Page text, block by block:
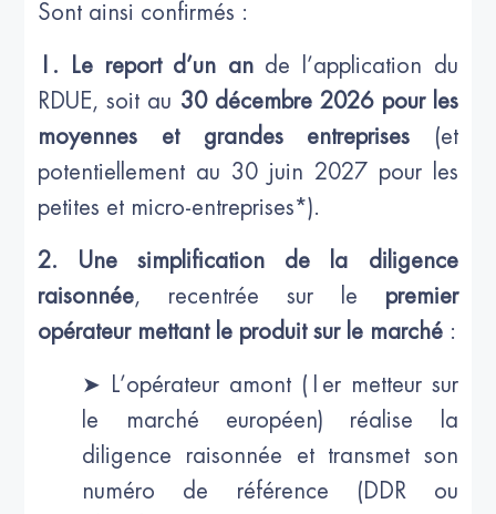
Sont ainsi confirmés :
1. Le report d’un ande l’application du
RDUE, soit au 30 décembre 2026 pour les
moyennes et grandes entreprises
(et
potentiellement au 30 juin 2027 pour les
petites et micro-entreprises*).
2. Une simplification de la diligence
raisonnée, recentrée sur le premier
opérateur mettant le produit sur le marché :
➤ L’opérateur amont (1er metteur sur
le marché européen) réalise la
diligence raisonnée et transmet son
numéro de référence (DDR ou